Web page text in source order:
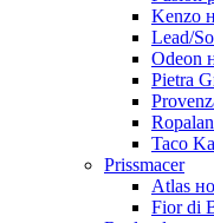
Kenzo
Lead/
Odeon
Pietra
Taco
Prissmacer
Atlas
Fior di